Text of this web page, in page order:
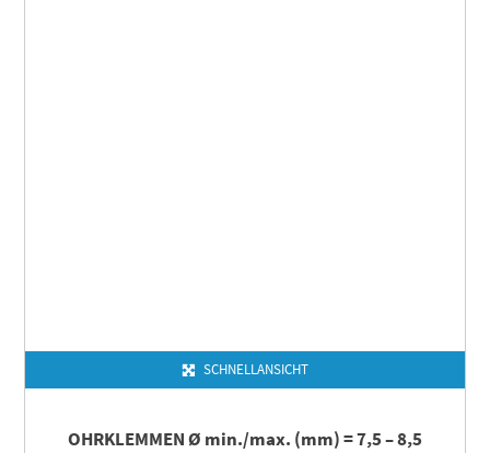
SCHNELLANSICHT
OHRKLEMMEN Ø min./max. (mm) = 7,5 – 8,5